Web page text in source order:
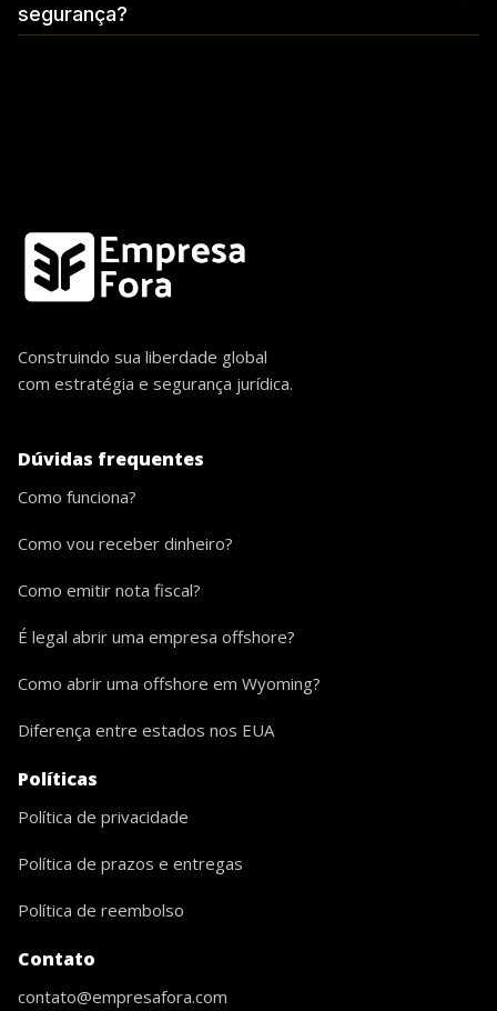
segurança?
Construindo sua liberdade global
com estratégia e segurança jurídica.
Dúvidas frequentes
Como funciona?
Como vou receber dinheiro?
Como emitir nota fiscal?
É legal abrir uma empresa offshore?
Como abrir uma offshore em Wyoming?
Diferença entre estados nos EUA
Políticas
Política de privacidade
Política de prazos e entregas
Política de reembolso
Contato
contato@empresafora.com